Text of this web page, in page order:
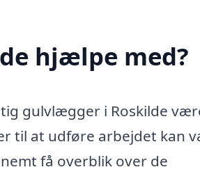
hjælpe med?
gulvlægger i Roskilde
til at udføre arbejdet kan
få overblik over de